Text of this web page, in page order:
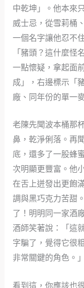
中乾坤」。他本來
威士忌，從雪莉桶
一個名字讓他忍不
「豬頭？這什麼怪
一點懷疑，拿起面
成」，右邊標示「
廠、同年份的單一
老陳先聞波本桶那
鼻，乾淨俐落。再
底，還多了一股蜂
次明顯更豐富。他
在舌上迸發出更飽
調與黑巧克力苦甜
了！明明同一家酒
酒師笑著說：「這
字騙了，覺得它很
非常關鍵的角色。」
看到這，你應該也